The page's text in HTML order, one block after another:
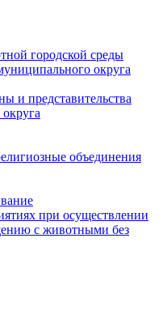
городской среды
округа
и представительства
объединения
при осуществлении
с животными без